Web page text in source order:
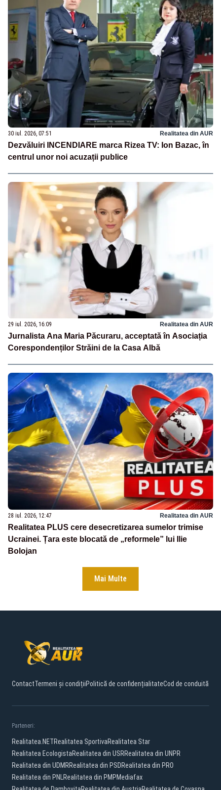
30 iul. 2026, 07:51 Realitatea din AUR
Dezvăluiri INCENDIARE marca Rizea TV: Ion Bazac, în
centrul unor noi acuzații publice
29 iul. 2026, 16:09 Realitatea din AUR
Jurnalista Ana Maria Păcuraru, acceptată în Asociația
Corespondenților Străini de la Casa Albă
28 iul. 2026, 12:47 Realitatea din AUR
Realitatea PLUS cere desecretizarea sumelor trimise
Ucrainei. Țara este blocată de „reformele” lui Ilie
Bolojan
Mai Multe
ContactTermeni și condițiiPolitică de confidențialitateCod de conduită
Parteneri:
Realitatea.NETRealitatea SportivaRealitatea Star
Realitatea EcologistaRealitatea din USRRealitatea din UNPR
Realitatea din UDMRRealitatea din PSDRealitatea din PRO
Realitatea din PNLRealitatea din PMPMediafax